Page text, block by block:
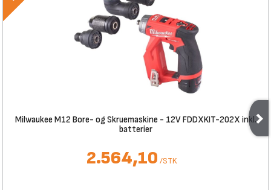
Milwaukee M12 Bore- og Skruemaskine - 12V FDDXKIT-202X inkl.
batterier
2.564,10 /STK